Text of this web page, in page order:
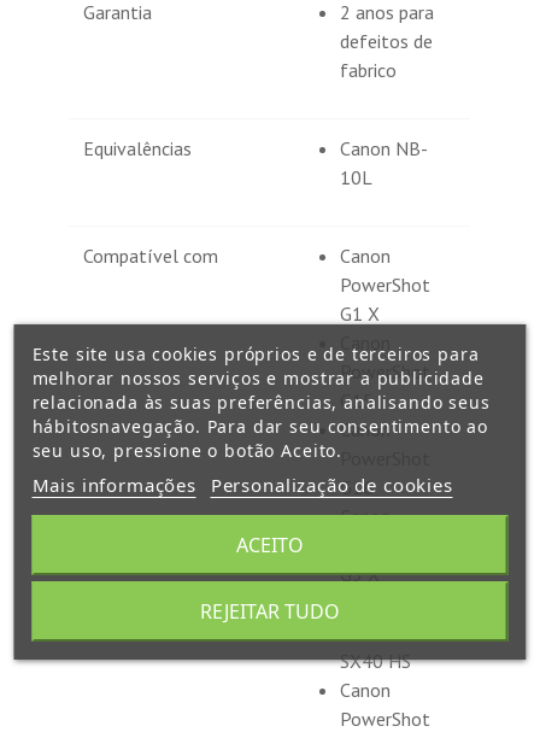
Garantia
2 anos para
defeitos de
fabrico
Equivalências
Canon NB-
10L
Compatível com
Canon
PowerShot
G1 X
PowerShot
G15
Canon
G16
Canon
G3 X
SX40 HS
Canon
PowerShot
Este site usa cookies próprios e de terceiros para
melhorar nossos serviços e mostrar a publicidade
relacionada às suas preferências, analisando seus
hábitosnavegação. Para dar seu consentimento ao
seu uso, pressione o botão Aceito.
Mais informações Personalização de cookies
REJEITAR TUDO
ACEITO